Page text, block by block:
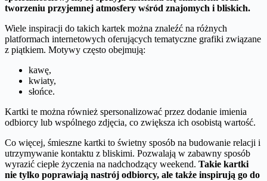
tworzeniu przyjemnej atmosfery wśród znajomych i bliskich.
Wiele inspiracji do takich kartek można znaleźć na różnych
platformach internetowych oferujących tematyczne grafiki związane
z piątkiem. Motywy często obejmują:
kawę,
kwiaty,
słońce.
Kartki te można również spersonalizować przez dodanie imienia
odbiorcy lub wspólnego zdjęcia, co zwiększa ich osobistą wartość.
Co więcej, śmieszne kartki to świetny sposób na budowanie relacji i
utrzymywanie kontaktu z bliskimi. Pozwalają w zabawny sposób
wyrazić ciepłe życzenia na nadchodzący weekend. Takie kartki
nie tylko poprawiają nastrój odbiorcy, ale także inspirują go do